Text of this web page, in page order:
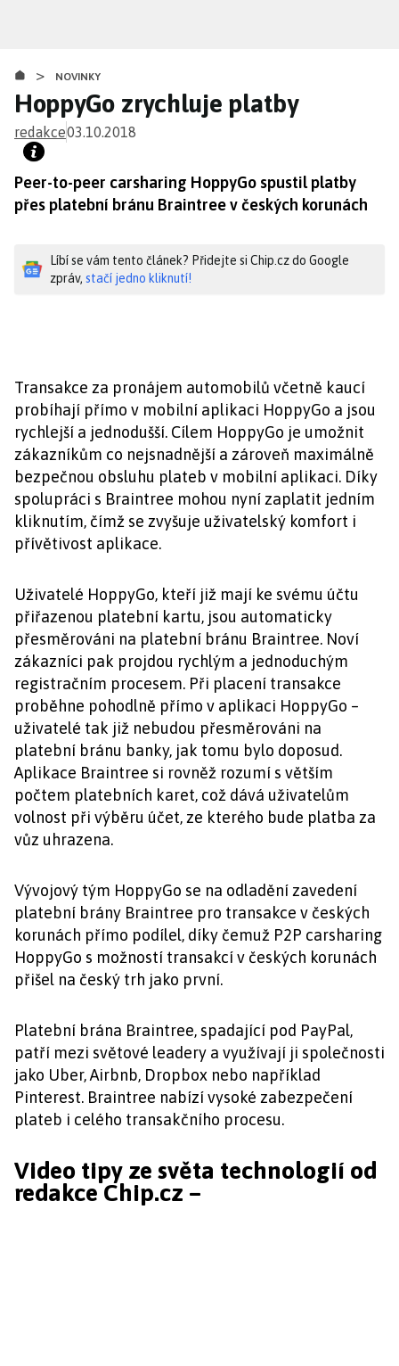
obsahu
> NOVINKY
HoppyGo zrychluje platby
redakce03.10.2018
Peer-to-peer carsharing HoppyGo spustil platby
přes platební bránu Braintree v českých korunách
Líbí se vám tento článek? Přidejte si Chip.cz do Google
zpráv, stačí jedno kliknutí!
Transakce za pronájem automobilů včetně kaucí
probíhají přímo v mobilní aplikaci HoppyGo a jsou
rychlejší a jednodušší. Cílem HoppyGo je umožnit
zákazníkům co nejsnadnější a zároveň maximálně
bezpečnou obsluhu plateb v mobilní aplikaci. Díky
spolupráci s Braintree mohou nyní zaplatit jedním
kliknutím, čímž se zvyšuje uživatelský komfort i
přívětivost aplikace.
Uživatelé HoppyGo, kteří již mají ke svému účtu
přiřazenou platební kartu, jsou automaticky
přesměrováni na platební bránu Braintree. Noví
zákazníci pak projdou rychlým a jednoduchým
registračním procesem. Při placení transakce
proběhne pohodlně přímo v aplikaci HoppyGo –
uživatelé tak již nebudou přesměrováni na
platební bránu banky, jak tomu bylo doposud.
Aplikace Braintree si rovněž rozumí s větším
počtem platebních karet, což dává uživatelům
volnost při výběru účet, ze kterého bude platba za
vůz uhrazena.
Vývojový tým HoppyGo se na odladění zavedení
platební brány Braintree pro transakce v českých
korunách přímo podílel, díky čemuž P2P carsharing
HoppyGo s možností transakcí v českých korunách
přišel na český trh jako první.
Platební brána Braintree, spadající pod PayPal,
patří mezi světové leadery a využívají ji společnosti
jako Uber, Airbnb, Dropbox nebo například
Pinterest. Braintree nabízí vysoké zabezpečení
plateb i celého transakčního procesu.
Video tipy ze světa technologií od
redakce Chip.cz –